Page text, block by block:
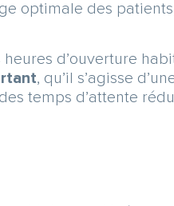
optimale des
d’ouverture
, qu’il s’agisse
temps d’attente